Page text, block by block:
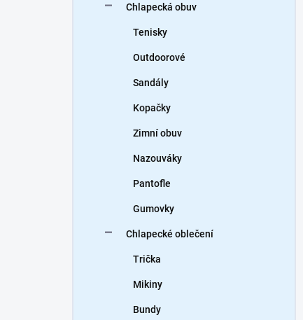
Chlapecká obuv
Tenisky
Outdoorové
Sandály
Kopačky
Zimní obuv
Nazouváky
Pantofle
Gumovky
Chlapecké oblečení
Trička
Mikiny
Bundy